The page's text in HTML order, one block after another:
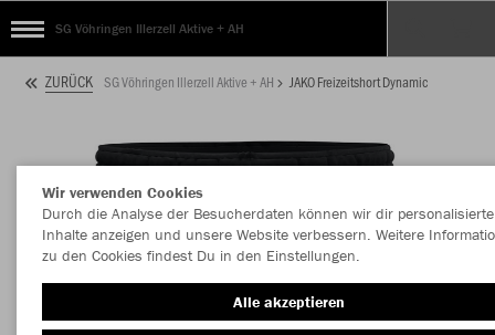
SG Vöhringen Illerzell Aktive + AH
ZURÜCK SG Vöhringen Illerzell Aktive + AH JAKO Freizeitshort Dynamic
Wir verwenden Cookies
Durch die Analyse der Besucherdaten können wir dir personalisierte
Inhalte anzeigen und unsere Website verbessern. Weitere
zu den Cookies findest Du in den Einstellungen.
Alle akzeptieren